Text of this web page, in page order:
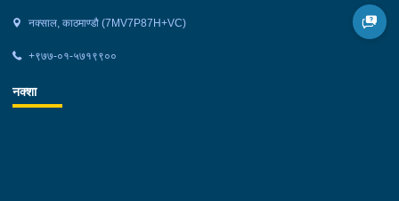
नक्साल, काठमाण्डौ (7MV7P87H+VC)
+९७७-०१-५७१९९००
नक्शा